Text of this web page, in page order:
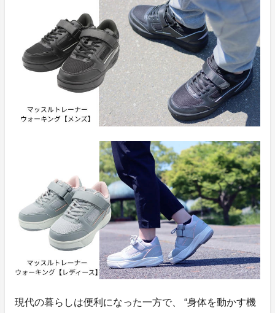
現代の暮らしは便利になった一方で、 “身体を動かす機